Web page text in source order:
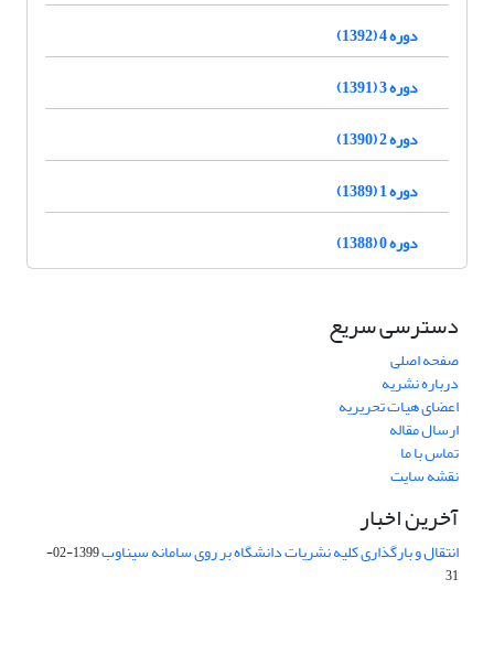
دوره 4 (1392)
دوره 3 (1391)
دوره 2 (1390)
دوره 1 (1389)
دوره 0 (1388)
دسترسی سریع
صفحه اصلی
درباره نشریه
اعضای هیات تحریریه
ارسال مقاله
تماس با ما
نقشه سایت
آخرین اخبار
انتقال و بارگذاری کلیه نشریات دانشگاه بر روی سامانه سیناوب
1399-02-
31